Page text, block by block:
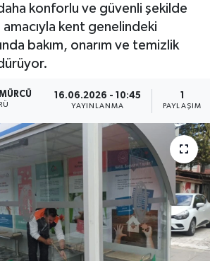
konforlu ve güvenli şekilde
kent genelindeki
bakım, onarım ve temizlik
16.06.2026 - 10:45
YAYINLANMA
1
PAYLAŞIM